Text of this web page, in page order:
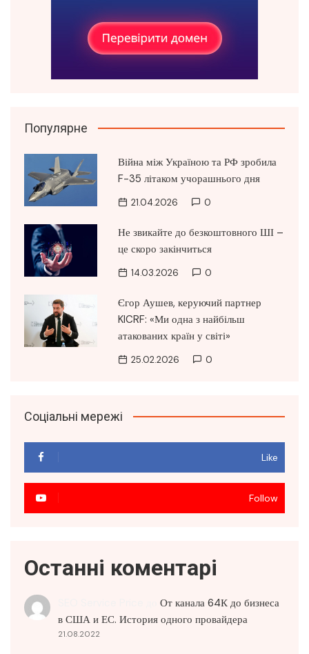
Популярне
Війна між Україною та РФ зробила
F-35 літаком учорашнього дня
21.04.2026 0
Не звикайте до безкоштовного ШІ –
це скоро закінчиться
14.03.2026 0
Єгор Аушев, керуючий партнер
KICRF: «Ми одна з найбільш
атакованих країн у світі»
25.02.2026 0
Соціальні мережі
Like
Follow
Останні коментарі
От канала 64К до бизнеса
в США и ЕС. История одного провайдера
21.08.2022